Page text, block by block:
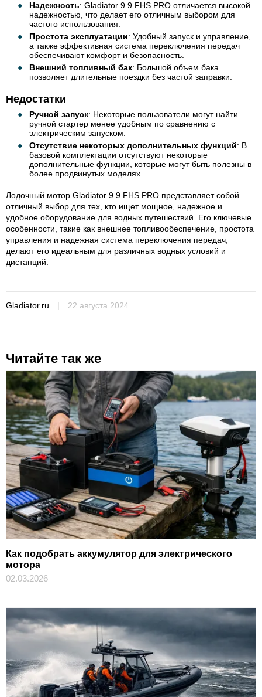
Надежность: Gladiator 9.9 FHS PRO отличается высокой
надежностью, что делает его отличным выбором для
частого использования.
Простота эксплуатации: Удобный запуск и управление,
а также эффективная система переключения передач
обеспечивают комфорт и безопасность.
Внешний топливный бак: Большой объем бака
позволяет длительные поездки без частой заправки.
Недостатки
Ручной запуск: Некоторые пользователи могут найти
ручной стартер менее удобным по сравнению с
электрическим запуском.
Отсутствие некоторых дополнительных функций: В
базовой комплектации отсутствуют некоторые
дополнительные функции, которые могут быть полезны в
более продвинутых моделях.
Лодочный мотор Gladiator 9.9 FHS PRO представляет собой
отличный выбор для тех, кто ищет мощное, надежное и
удобное оборудование для водных путешествий. Его ключевые
особенности, такие как внешнее топливообеспечение, простота
управления и надежная система переключения передач,
делают его идеальным для различных водных условий и
дистанций.
Gladiator.ru | 22 августа 2024
Читайте так же
Как подобрать аккумулятор для электрического
мотора
02.03.2026